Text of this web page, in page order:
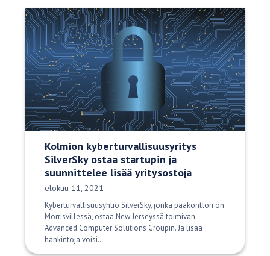
Kolmion kyberturvallisuusyritys
SilverSky ostaa startupin ja
suunnittelee lisää yritysostoja
Julkaisupäivä:
elokuu 11, 2021
Kyberturvallisuusyhtiö SilverSky, jonka pääkonttori on
Morrisvillessä, ostaa New Jerseyssä toimivan
Advanced Computer Solutions Groupin. Ja lisää
hankintoja voisi…